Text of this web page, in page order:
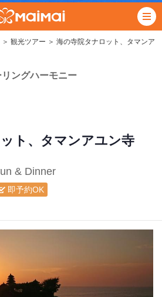
＞ 観光ツアー ＞ 海の寺院タナロット、タマンア
ングハーモニー
ト、タマンアユン寺
& Dinner
即予約OK